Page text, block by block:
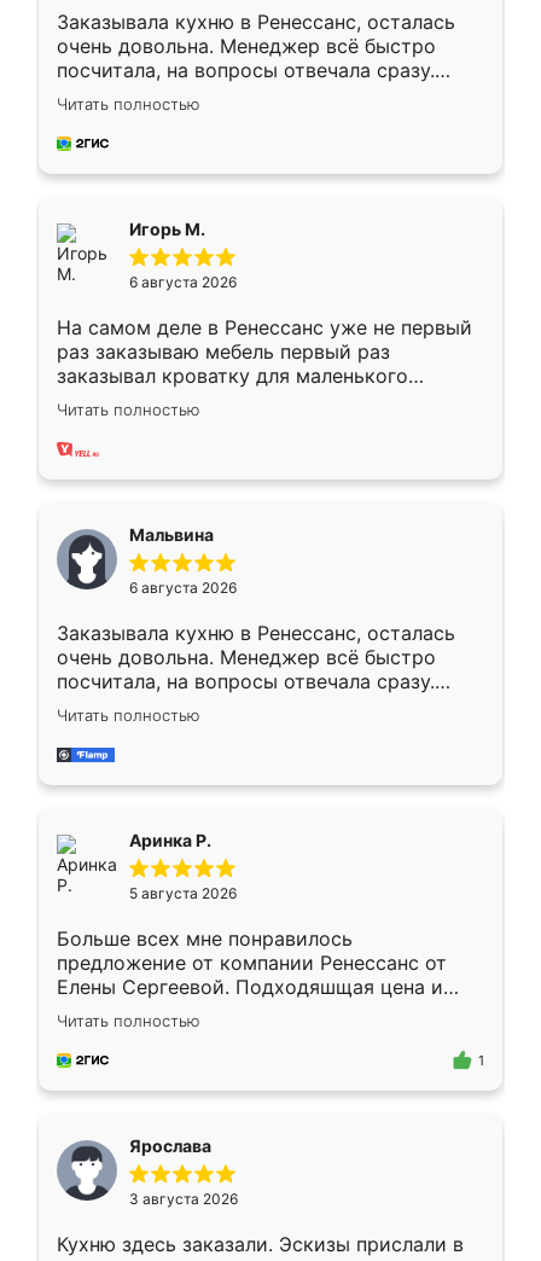
Заказывала кухню в Ренессанс, осталась
очень довольна. Менеджер всё быстро
посчитала, на вопросы отвечала сразу.
Замерщик приехал в субботу, подошёл к
делу со всей ответственностью. Собрали
за день, ребята работали аккуратно, даже
Читать полностью
Игорь М.
6 августа 2026
На самом деле в Ренессанс уже не первый
раз заказываю мебель первый раз
заказывал кроватку для маленького
ребёнка при его рождении ,во второй раз
заказал шкаф-купе. По качеству очень
хорошее сборка достаточно быстрая,
меньше, здесь же он более разнообразный.
Мне нравится ,если что-то потребуется из
мебели буду заказывать только здесь.
Читать полностью
Мальвина
6 августа 2026
Заказывала кухню в Ренессанс, осталась
очень довольна. Менеджер всё быстро
посчитала, на вопросы отвечала сразу.
Замерщик приехал в субботу, подошёл к
делу со всей ответственностью. Собрали
за день, ребята работали аккуратно, даже
Читать полностью
Аринка Р.
5 августа 2026
Больше всех мне понравилось
предложение от компании Ренессанс от
Елены Сергеевой. Подходяшщая цена и
короткие сроки изготовления. Приехавший
для замера сотрудник Владислав
предложил по моему эскизу самый
Читать полностью
1
Ярослава
3 августа 2026
Кухню здесь заказали. Эскизы прислали в